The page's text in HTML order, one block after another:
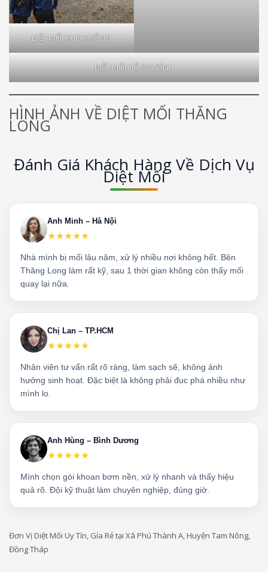
DIỆT MỐI KHO XƯỞNG
DIỆT MỐI HỘ GIA ĐÌNH
HÌNH ẢNH VỀ DIỆT MỐI THĂNG
LONG
Đánh Giá Khách Hàng Về Dịch Vụ
Diệt Mối
Anh Minh – Hà Nội
★★★★★
Nhà mình bị mối lâu năm, xử lý nhiều nơi không hết. Bên
Thăng Long làm rất kỹ, sau 1 thời gian không còn thấy mối
quay lại nữa.
Chị Lan – TP.HCM
★★★★★
Nhân viên tư vấn rất rõ ràng, làm sạch sẽ, không ảnh
hưởng sinh hoạt. Đặc biệt là không phải đục phá nhiều như
mình lo.
Anh Hùng – Bình Dương
★★★★★
Mình chọn gói khoan bơm nền, xử lý nhanh và thấy hiệu
quả rõ. Đội kỹ thuật làm chuyên nghiệp, đúng giờ.
Đơn Vị Diệt Mối Uy Tín, Gía Rẻ tại Xã Phú Thành A, Huyện Tam Nông,
Đồng Tháp